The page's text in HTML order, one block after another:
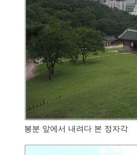
봉분 앞에서 내려다 본 정자각